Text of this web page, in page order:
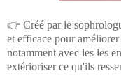
👉 Créé par le
et efficace pour
notamment avec les les
extérioriser ce qu'ils